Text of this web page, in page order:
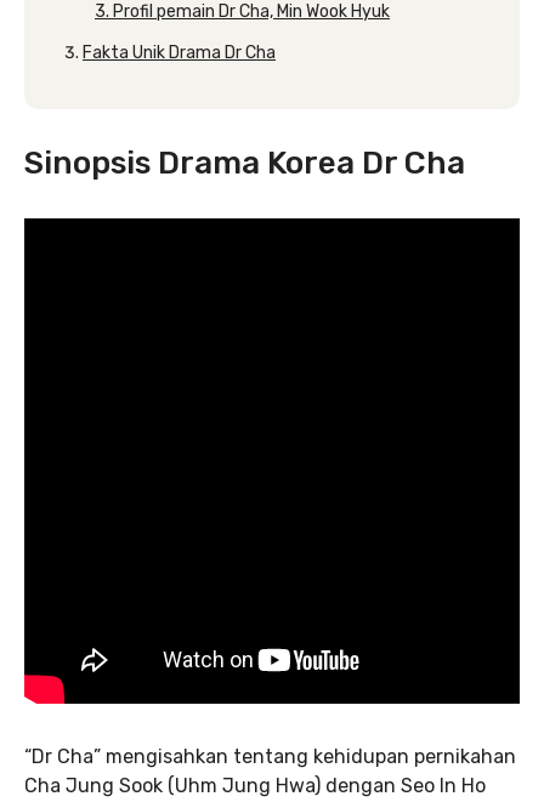
3. Profil pemain Dr Cha, Min Wook Hyuk
Fakta Unik Drama Dr Cha
Sinopsis Drama Korea Dr Cha
“Dr Cha” mengisahkan tentang kehidupan pernikahan
Cha Jung Sook (Uhm Jung Hwa) dengan Seo In Ho